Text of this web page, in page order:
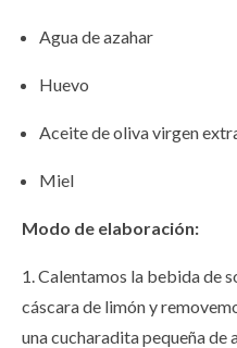
Agua de azahar
Huevo
Aceite de oliva virgen
Miel
Modo de elaboración:
1. Calentamos la bebida de
cáscara de limón y
una cucharadita pequeña de